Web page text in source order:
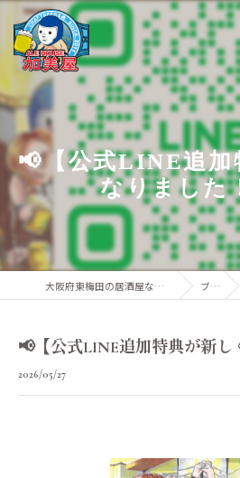
📢【公式LINE追加
なりました
大阪府東梅田の居酒屋ならALE HOUSE 加美屋 ブログ
📢【公式LINE追加特典が新し
2026/05/27